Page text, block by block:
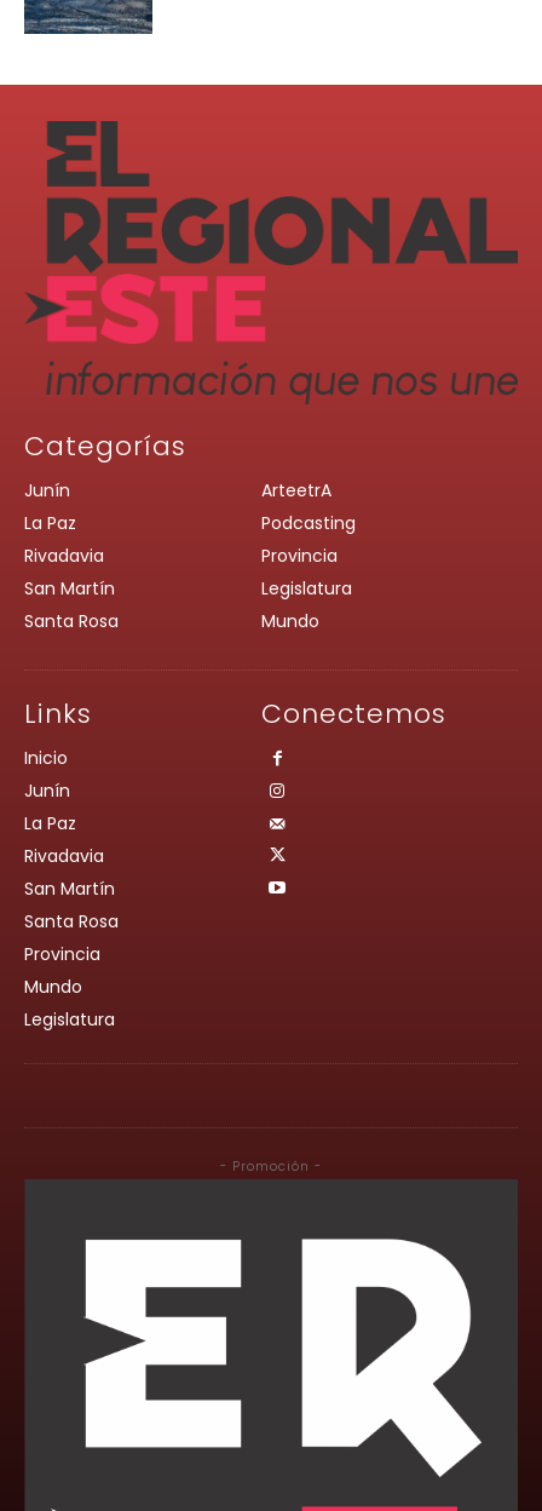
Categorías
Junín
La Paz
Rivadavia
San Martín
Santa Rosa
ArteetrA
Podcasting
Provincia
Legislatura
Mundo
Links
Inicio
Junín
La Paz
Rivadavia
San Martín
Santa Rosa
Provincia
Mundo
Legislatura
Conectemos
- Promoción -